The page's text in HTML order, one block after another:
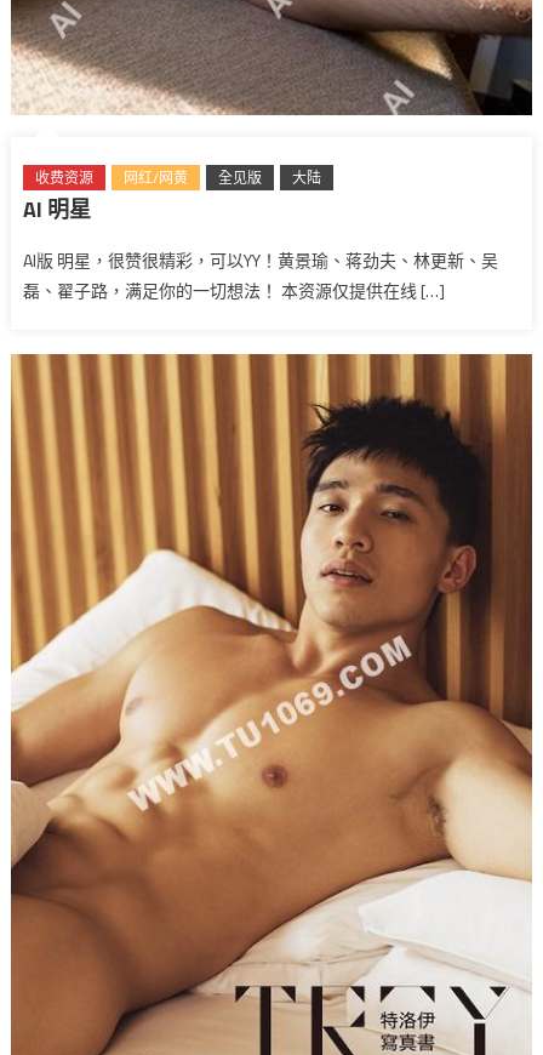
收费资源 网红/网黄 全见版 大陆
AI 明星
AI版 明星，很赞很精彩，可以YY！黄景瑜、蒋劲夫、林更新、吴
磊、翟子路，满足你的一切想法！ 本资源仅提供在线 […]